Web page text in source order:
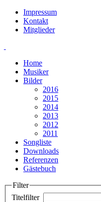
Impressum
Kontakt
Mitglieder
Home
Musiker
Bilder
2016
2015
2014
2013
2012
2011
Songliste
Downloads
Referenzen
Gästebuch
Filter
Titelfilter